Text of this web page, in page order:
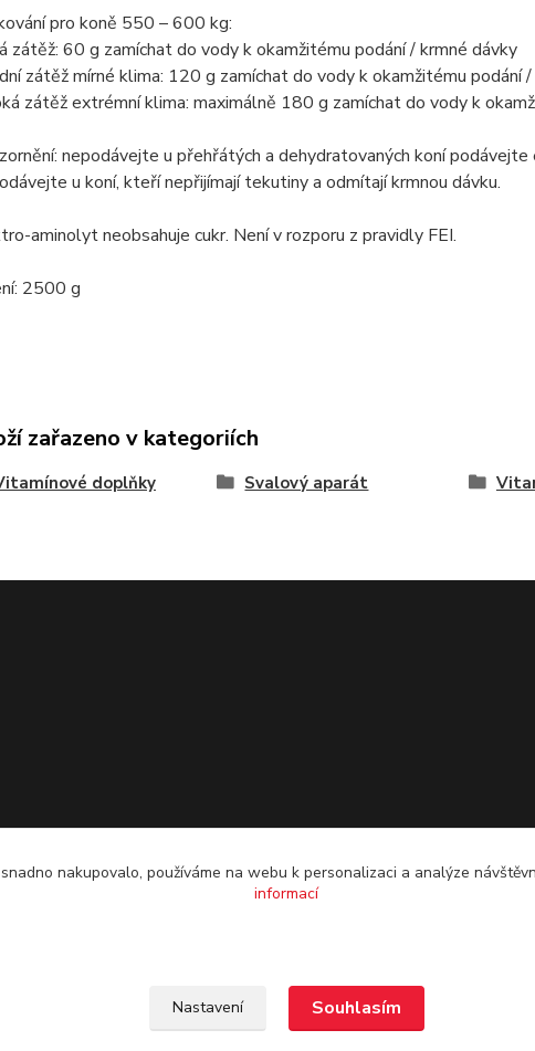
pro koně 550 – 600 kg:
zátěž: 60 g zamíchat do vody k okamžitému podání / krmné dávky
zátěž mírné klima: 120 g zamíchat do vody k okamžitému podání
zátěž extrémní klima: maximálně 180 g zamíchat do vody k
nepodávejte u přehřátých a dehydratovaných koní
u koní, kteří nepřijímají tekutiny a odmítají krmnou dávku.
aminolyt neobsahuje cukr. Není v rozporu z pravidly FEI.
2500 g
zařazeno v kategoriích
doplňky Svalový aparát
nakupovalo, používáme na webu k personalizaci a analýze
informací
Nastavení Souhlasím